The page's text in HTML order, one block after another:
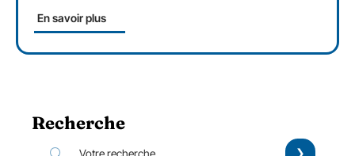
En savoir plus
Recherche